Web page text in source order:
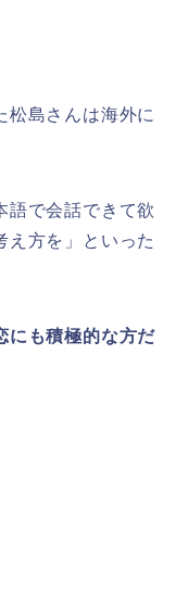
松島さんは海外に
語で会話できて欲
え方を」といった
にも積極的な方だ